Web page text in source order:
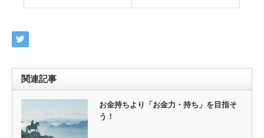
関連記事
お金持ちより「お金力・持ち」を目指そ
う！